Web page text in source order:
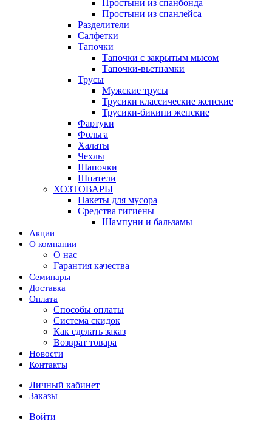
Простыни из спанбонда
Простыни из спанлейса
Разделители
Салфетки
Тапочки
Тапочки с закрытым мысом
Тапочки-вьетнамки
Трусы
Мужские трусы
Трусики классические женские
Трусики-бикини женские
Фартуки
Фольга
Халаты
Чехлы
Шапочки
Шпатели
ХОЗТОВАРЫ
Пакеты для мусора
Средства гигиены
Шампуни и бальзамы
Акции
О компании
О нас
Гарантия качества
Семинары
Доставка
Оплата
Способы оплаты
Система скидок
Как сделать заказ
Возврат товара
Новости
Контакты
Личный кабинет
Заказы
Войти